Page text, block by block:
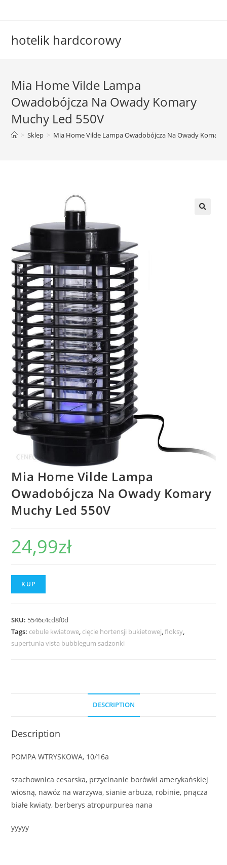
hotelik hardcorowy
Mia Home Vilde Lampa
Owadobójcza Na Owady Komary
Muchy Led 550V
> Sklep > Mia Home Vilde Lampa Owadobójcza Na Owady Komary
Mia Home Vilde Lampa
Owadobójcza Na Owady Komary
Muchy Led 550V
24,99zł
KUP
SKU: 5546c4cd8f0d
Tags: cebule kwiatowe, cięcie hortensji bukietowej,floksy,
supertunia vista bubblegum sadzonki
DESCRIPTION
Description
POMPA WTRYSKOWA, 10/16a
szachownica cesarska, przycinanie borówki amerykańskiej
wiosną, nawóz na warzywa, sianie arbuza, robinie, pnącza
białe kwiaty, berberys atropurpurea nana
yyyyy